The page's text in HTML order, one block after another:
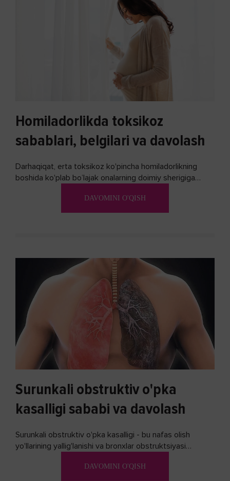
Homiladorlikda toksikoz
sabablari, belgilari va davolash
Darhaqiqat, erta toksikoz ko'pincha homiladorlikning
boshida ko'plab bo’lajak onalarning doimiy sherigiga
biron bir usuli bormi?DAVOMINI O'QISH
Surunkali obstruktiv o'pka
kasalligi sababi va davolash
Surunkali obstruktiv o'pka kasalligi - bu nafas olish
yo'llarining yallig'lanishi va bronxlar obstruktsiyasi
DAVOMINI O'QISH